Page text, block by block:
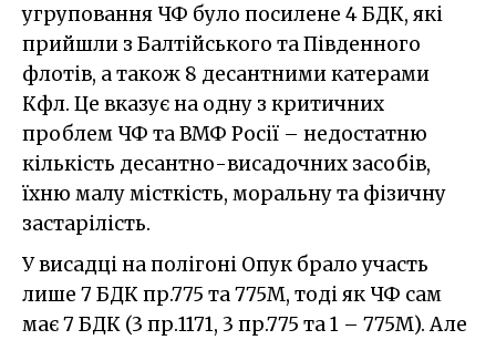
угруповання ЧФ було посилене 4 БДК, які
прийшли з Балтійського та Південного
флотів, а також 8 десантними катерами
Кфл. Це вказує на одну з критичних
проблем ЧФ та ВМФ Росії – недостатню
кількість десантно-висадочних засобів,
їхню малу місткість, моральну та фізичну
застарілість.
У висадці на полігоні Опук брало участь
лише 7 БДК пр.775 та 775М, тоді як ЧФ сам
має 7 БДК (3 пр.1171, 3 пр.775 та 1 – 775М). Але